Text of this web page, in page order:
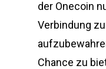
der Onecoin
Verbindung
Chance zu